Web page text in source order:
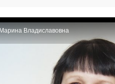
Владиславовна